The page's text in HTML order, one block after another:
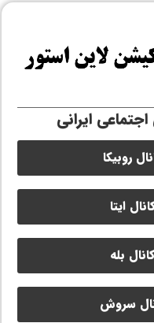
ایرانی
روبیکا
ایتا
بله
سروش